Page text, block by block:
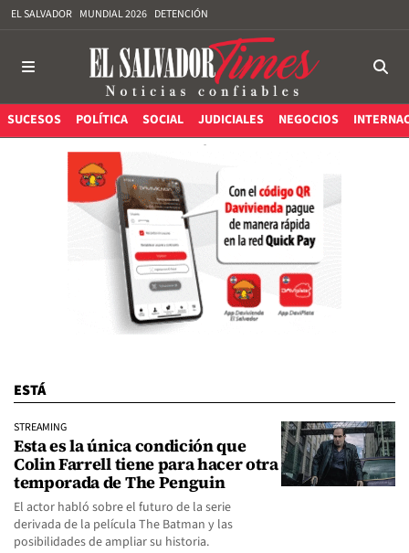
EL SALVADOR MUNDIAL 2026 DETENCIÓN
SUCESOS POLÍTICA SOCIAL JUDICIALES NEGOCIOS
ESTÁ
STREAMING
Esta es la única condición que
Colin Farrell tiene para hacer otra
temporada de The Penguin
El actor habló sobre el futuro de la serie
derivada de la película The Batman y las
posibilidades de ampliar su historia.